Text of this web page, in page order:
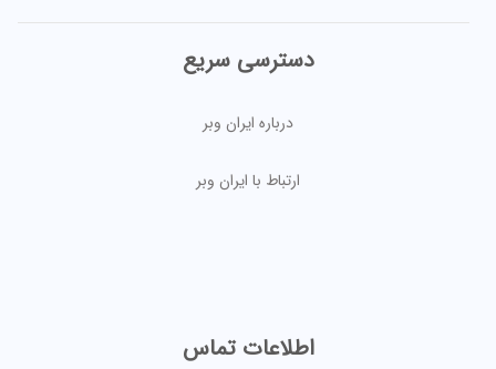
دسترسی سریع
درباره ایران وبر
ارتباط با ایران وبر
اطلاعات تماس